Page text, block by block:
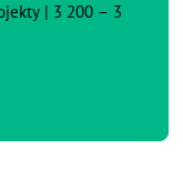
| 3 200 – 3